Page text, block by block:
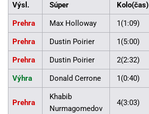
Výsl. Súper Kolo(čas)
Prehra Max Holloway 1(1:09)
Prehra Dustin Poirier 1(5:00)
Prehra Dustin Poirier 2(2:32)
Výhra Donald Cerrone 1(0:40)
Prehra
Khabib
Nurmagomedov
4(3:03)